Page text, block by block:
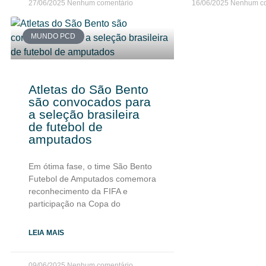
27/06/2025 Nenhum comentário 16/06/2025 Nenhum
MUNDO PCD
Atletas do São Bento
são convocados para
a seleção brasileira
de futebol de
amputados
Em ótima fase, o time São Bento
Futebol de Amputados comemora
reconhecimento da FIFA e
participação na Copa do
LEIA MAIS